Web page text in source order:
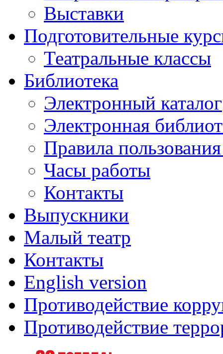
Выставки
Подготовительные
Театральные классы
Библиотека
Электронный каталог
Электронная
Правила
Часы работы
Контакты
Выпускники
Малый театр
Контакты
English version
Противодействие
Противодействие